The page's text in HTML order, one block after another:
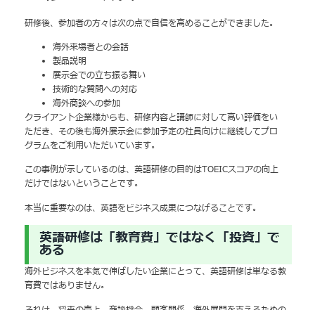
研修後、参加者の方々は次の点で自信を高めることができました。
海外来場者との会話
製品説明
展示会での立ち振る舞い
技術的な質問への対応
海外商談への参加
クライアント企業様からも、研修内容と講師に対して高い評価をい
ただき、その後も海外展示会に参加予定の社員向けに継続してプロ
グラムをご利用いただいています。
この事例が示しているのは、英語研修の目的はTOEICスコアの向上
だけではないということです。
本当に重要なのは、英語をビジネス成果につなげることです。
英語研修は「教育費」ではなく「投資」で
ある
海外ビジネスを本気で伸ばしたい企業にとって、英語研修は単なる教
育費ではありません。